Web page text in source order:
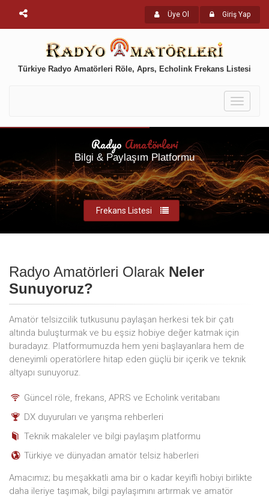
Üye Ol Giriş Yap
Türkiye Radyo Amatörleri Röle, Aprs, Echolink Frekans Listesi
Toggle
Radyo Amatörleri
Bilgi & Paylaşım Platformu
Frekans Listesi
Radyo Amatörleri Olarak Neler
Sunuyoruz?
Amatör telsizcilik tutkusunu paylaşan herkesi tek bir çatı
altında buluşturmak ve bu eşsiz hobiye değer katmak için
buradayız. Platformumuzda hem yeni başlayanlara hem de
deneyimli operatörlere hitap eden güçlü bir içerik ve teknik
altyapı sunuyoruz.
Güncel röle, frekans, APRS ve Echolink veritabanı
DX duyuruları ve yarışma rehberleri
Teknik makaleler ve bilgi paylaşım platformu
Türkiye ve dünyadan amatör telsiz haberleri
Amacımız; bu meşakkatli ama bir o kadar keyifli hobiyi birlikte
daha ileriye taşımak, bilgi paylaşımını artırmak ve amatör